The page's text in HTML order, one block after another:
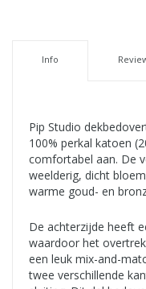
Info
Pip Studio
100% perkal katoen
comfortabel aan. De
weelderig, dicht
warme goud- en
De achterzijde heeft
waardoor het
een leuk mix-and-
twee verschillende